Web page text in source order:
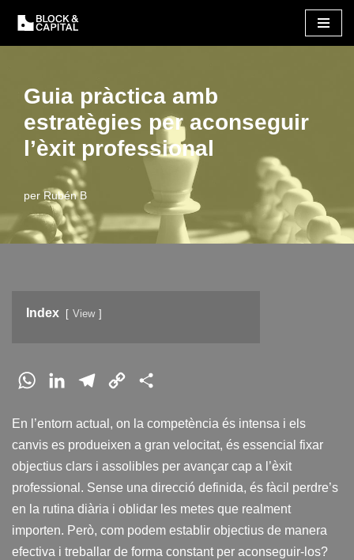
Vés
contingut
Guia pràctica amb
estratègies per aconseguir
l’èxit professional
per Rubén B
Index View
W
a
t
s
p
n
k
e
I
n
l
e
g
m
p
y
L
k
m
p
a
e
En l’entorn actual, on la competència és intensa i els
canvis es produeixen a gran velocitat, és essencial fixar
objectius clars i assolibles per avançar cap a l’èxit
professional. Sense una direcció definida, és fàcil perdre’s
en la rutina diària i oblidar les metes que realment
importen. Però, com podem establir objectius de manera
efectiva i treballar de forma constant per aconseguir-los?